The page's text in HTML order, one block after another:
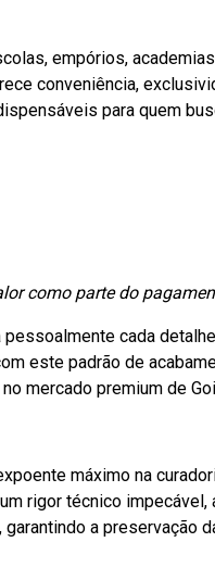
empórios,
conveniência,
para quem
como parte do
cada
este padrão de
mercado premium de
máximo na
rigor técnico impecável,
a preservação